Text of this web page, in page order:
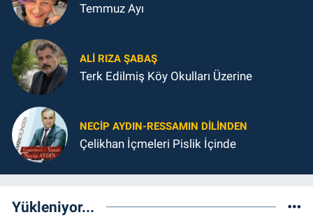
Temmuz Ayı
ALI RIZA ŞABAŞ
Terk Edilmiş Köy Okulları Üzerine
NECIP AYDIN-RESSAMIN DILINDEN
Çelikhan İçmeleri Pislik İçinde
Yükleniyor...